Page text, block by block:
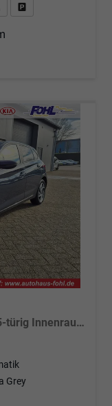
anfordern
Fahrzeugexpose (PDF)
1.0 T-GDI 90PS Trend Automatik 5-türig Innenraumkamera 2xKeyless Klimaautomatik Sitzheizung Lenkradheizung Navi Rückf.Kamera PDC Apple CarPlay Android Auto Tempomat Touchscreen 16"LM
Grey